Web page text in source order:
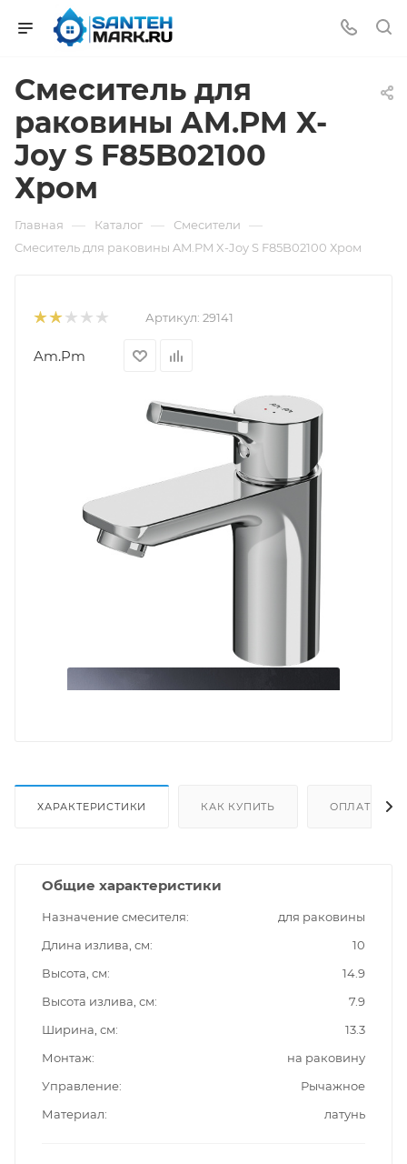
Смеситель для
раковины AM.PM X-
Joy S F85B02100
Хром
Главная — Каталог — Смесители —
Смеситель для раковины AM.PM X-Joy S F85B02100 Хром
Артикул: 29141
Am.Pm
ХАРАКТЕРИСТИКИ КАК КУПИТЬ ОПЛАТА
Общие характеристики
Назначение смесителя
для раковины
Длина излива, см
10
Высота, см
14.9
Высота излива, см
7.9
Ширина, см
13.3
Монтаж
на раковину
Управление
Рычажное
Материал
латунь